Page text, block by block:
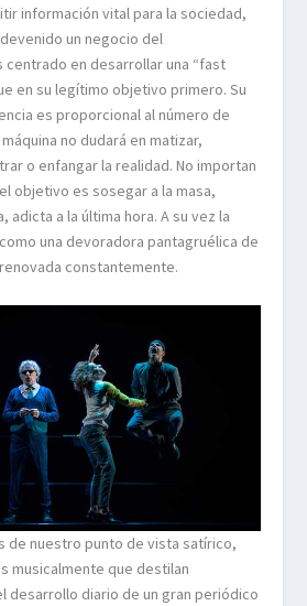
información vital para la sociedad,
un negocio del
en desarrollar una “fast
en su legítimo objetivo primero. Su
es proporcional al número de
no dudará en matizar,
o enfangar la realidad. No importan
objetivo es sosegar a la masa,
adicta a la última hora. A su vez la
una devoradora pantagruélica de
constantemente.
de nuestro punto de vista satírico,
musicalmente que destilan
desarrollo diario de un gran periódico